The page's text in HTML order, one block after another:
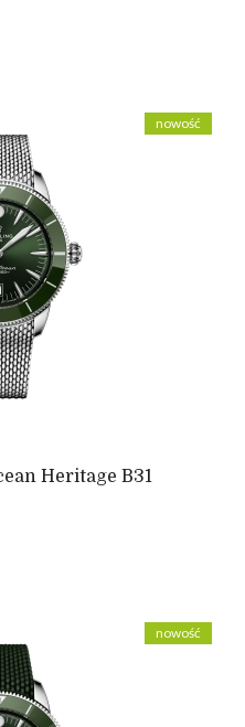
Heritage B31
nowość
nowość